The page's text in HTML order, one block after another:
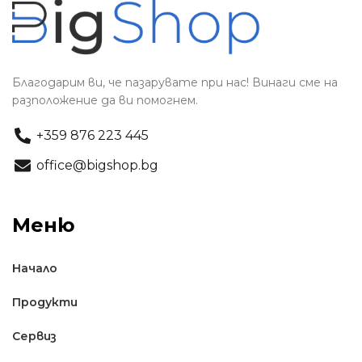
Благодарим ви, че пазарувате при нас! Винаги сме на
разположение да ви помогнем.
+359 876 223 445
office@bigshop.bg
Меню
Начало
Продукти
Сервиз